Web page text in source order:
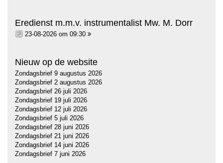
Eredienst m.m.v. instrumentalist Mw. M. Dorr
23-08-2026 om 09:30
Nieuw op de website
Zondagsbrief 9 augustus 2026
Zondagsbrief 2 augustus 2026
Zondagsbrief 26 juli 2026
Zondagsbrief 19 juli 2026
Zondagsbrief 12 juli 2026
Zondagsbrief 5 juli 2026
Zondagsbrief 28 juni 2026
Zondagsbrief 21 juni 2026
Zondagsbrief 14 juni 2026
Zondagsbrief 7 juni 2026